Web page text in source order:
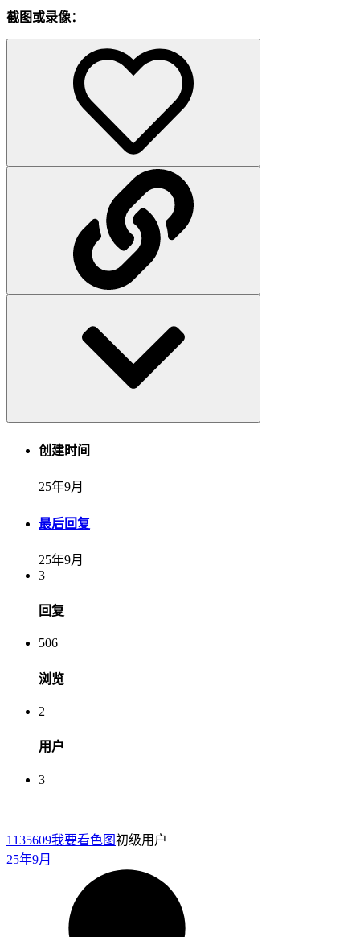
截图或录像：
创建时间
25年9月
最后回复
25年9月
3
回复
506
浏览
2
用户
3
1135609我要看色图初级用户
25年9月